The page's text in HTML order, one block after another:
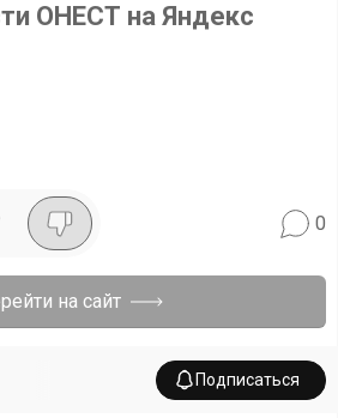
ОНЕСТ на Яндекс
0
на сайт
Подписаться